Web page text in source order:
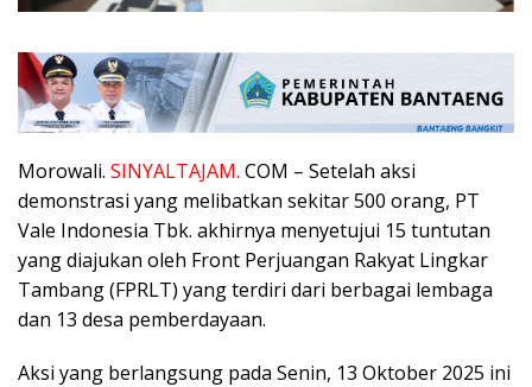
Morowali. SINYALTAJAM. COM – Setelah aksi
demonstrasi yang melibatkan sekitar 500 orang, PT
Vale Indonesia Tbk. akhirnya menyetujui 15 tuntutan
yang diajukan oleh Front Perjuangan Rakyat Lingkar
Tambang (FPRLT) yang terdiri dari berbagai lembaga
dan 13 desa pemberdayaan.
Aksi yang berlangsung pada Senin, 13 Oktober 2025 ini